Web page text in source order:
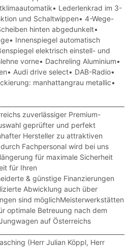
Lederlenkrad im 3-
und Schaltwippen• 4-Wege-
hinten abgedunkelt•
Innenspiegel automatisch
elektrisch einstell- und
vorne• Dachreling Aluminium•
Audi drive select• DAB-Radio•
manhattangrau metallic•
zuverlässiger Premium-
geprüfter und perfekt
Hersteller zu attraktiven
Fachpersonal wird bei uns
für maximale Sicherheit
für Ihren
& günstige Finanzierungen
Abwicklung auch über
sind möglichMeisterwerkstätten
optimale Betreuung nach dem
auf Österreichs
(Herr Julian Köppl, Herr